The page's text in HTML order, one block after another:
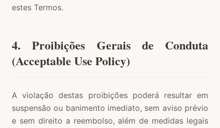
estes Termos.
4. Proibições Gerais de Conduta
(Acceptable Use Policy)
A violação destas proibições poderá resultar em
suspensão ou banimento imediato, sem aviso prévio
e sem direito a reembolso, além de medidas legais